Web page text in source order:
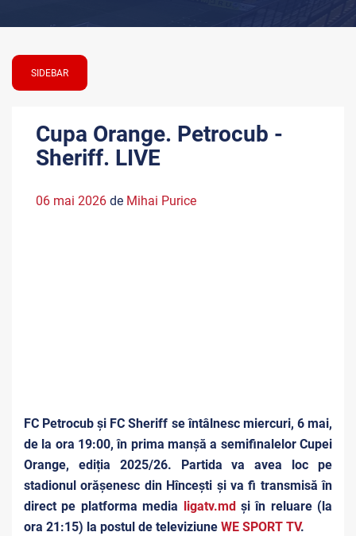
SIDEBAR
Cupa Orange. Petrocub -
Sheriff. LIVE
06 mai 2026 de Mihai Purice
FC Petrocub și FC Sheriff se întâlnesc miercuri, 6 mai,
de la ora 19:00, în prima manșă a semifinalelor Cupei
Orange, ediția 2025/26. Partida va avea loc pe
stadionul orășenesc din Hîncești și va fi transmisă în
direct pe platforma media
ligatv.md și în reluare (la
ora 21:15) la postul de televiziune WE SPORT TV.